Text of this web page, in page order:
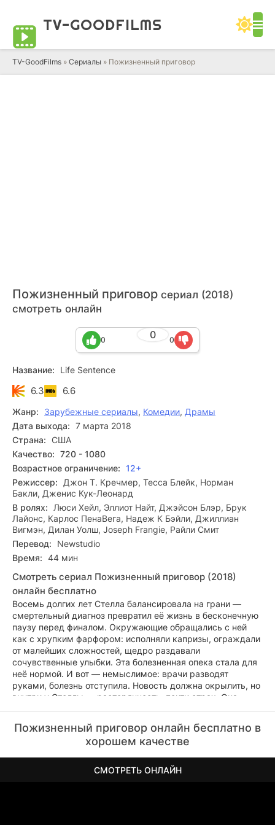
TV-GOODFILMS
TV-GoodFilms » Сериалы » Пожизненный приговор
Пожизненный приговор сериал (2018)
смотреть онлайн
0
0 0
Название: Life Sentence
6.3 6.6
Жанр: Зарубежные сериалы, Комедии, Драмы
Дата выхода: 7 марта 2018
Страна: США
Качество: 720 - 1080
Возрастное ограничение: 12+
Режиссер:
Джон Т. Кречмер, Тесса Блейк, Норман
Бакли, Дженис Кук-Леонард
В ролях:
Люси Хейл, Эллиот Найт, Джэйсон Блэр, Брук
Лайонс, Карлос ПенаВега, Надеж К Бэйли, Джиллиан
Вигмэн, Дилан Уолш, Joseph Frangie, Райли Смит
Перевод:
Newstudio
Время: 44 мин
Смотреть сериал Пожизненный приговор (2018)
онлайн бесплатно
Восемь долгих лет Стелла балансировала на грани —
смертельный диагноз превратил её жизнь в бесконечную
паузу перед финалом. Окружающие обращались с ней
как с хрупким фарфором: исполняли капризы, ограждали
от малейших сложностей, щедро раздавали
сочувственные улыбки. Эта болезненная опека стала для
неё нормой. И вот — немыслимое: врачи разводят
руками, болезнь отступила. Новость должна окрылить, но
внутри у Стеллы — растерянность, почти страх. Она
жить по-настоящему. Возлюбленный больше не готов
подстраиваться под её прихоти, мама мечтает о
собственной жизни, а счёт в банке настойчиво намекает:
пора искать работу. Стелла устраивается баристой в кафе
Пожизненный приговор онлайн бесплатно в
хорошем качестве
СМОТРЕТЬ ОНЛАЙН